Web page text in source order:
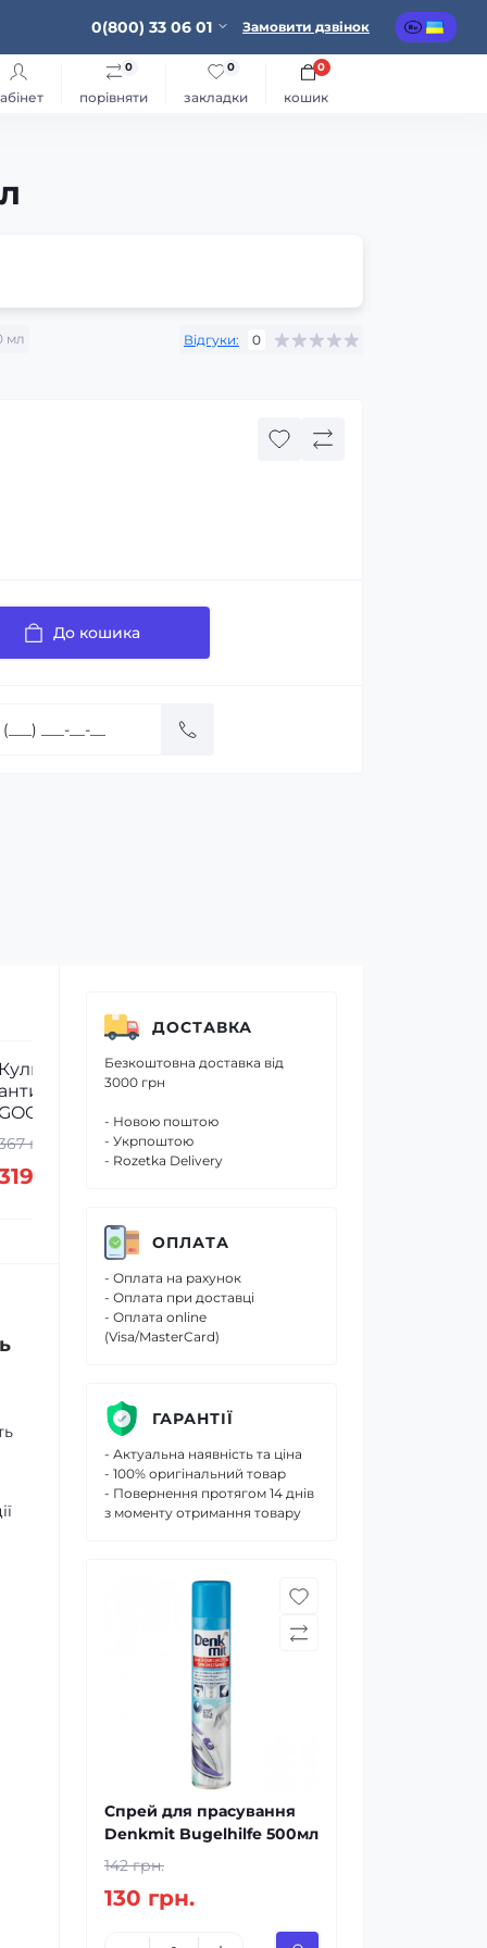
0(800) 33 06 01 Замовити дзвінок
порівняти
0
закладки
0
кошик
0
мл Відгуки: 0
До кошика
Гель для прання Denkmit
Black Sensation 1 л
231 грн.
201 грн.
ДОСТАВКА
Безкоштовна доставка від
3000 грн
- Новою поштою
- Укрпоштою
- Rozetka Delivery
ОПЛАТА
- Оплата на рахунок
- Оплата при доставці
- Оплата online
(Visa/MasterCard)
ГАРАНТІЇ
- Актуальна наявність та ціна
- 100% оригінальний товар
- Повернення протягом 14 днів
з моменту отримання товару
Спрей для прасування
Denkmit Bugelhilfe 500мл
142 грн.
130 грн.